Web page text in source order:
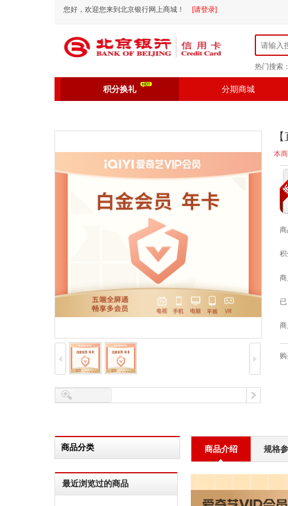
您好，欢迎您来到北京银行网上商城！ [请登录]
热门搜索：
积分换礼 分期商城
本
商
积
商
商
购
商品分类
最近浏览过的商品
商品介绍 规格